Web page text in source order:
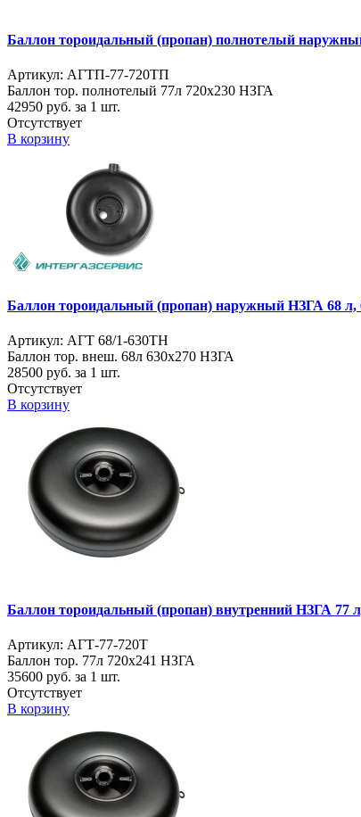
Баллон тороидальный (пропан) полнотелый
Артикул: АГТП-77-720ТП
Баллон тор. полнотелый 77л 720х230 НЗГА
42950 руб. за 1 шт.
Отсутствует
В корзину
Баллон тороидальный (пропан) наружный НЗГА 68 л,
Артикул: АГТ 68/1-630ТН
Баллон тор. внеш. 68л 630х270 НЗГА
28500 руб. за 1 шт.
Отсутствует
В корзину
Баллон тороидальный (пропан) внутренний НЗГА 77
Артикул: АГТ-77-720Т
Баллон тор. 77л 720х241 НЗГА
35600 руб. за 1 шт.
Отсутствует
В корзину